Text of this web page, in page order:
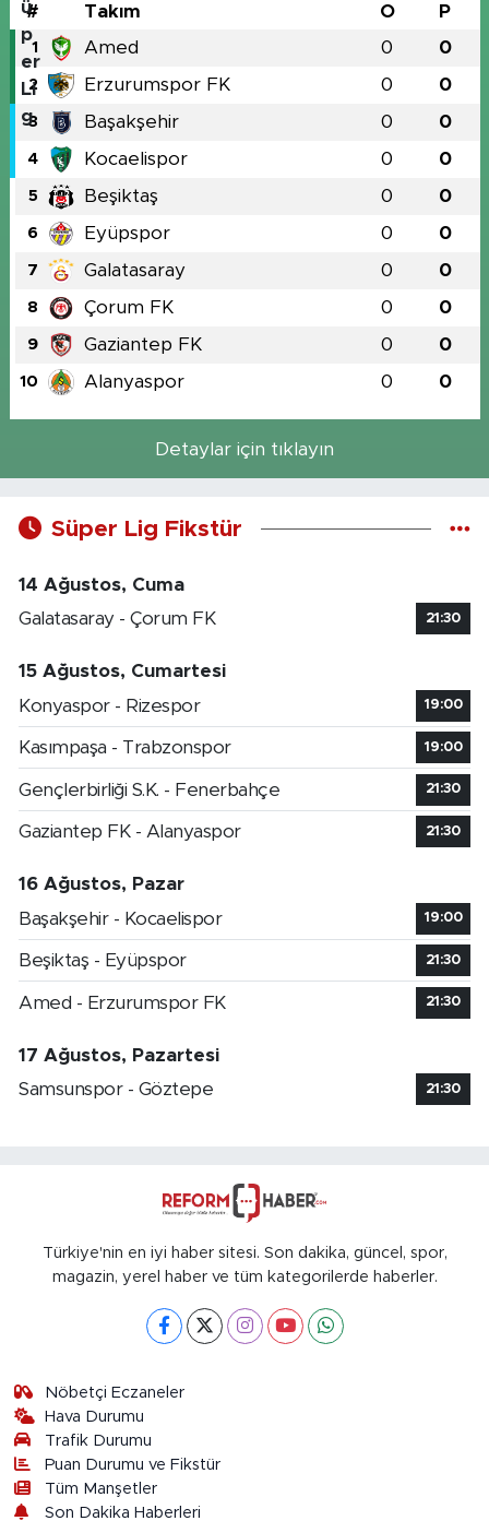
# Takım O P
1 Amed 0 0
2 Erzurumspor FK 0 0
3 Başakşehir 0 0
4 Kocaelispor 0 0
5 Beşiktaş 0 0
6 Eyüpspor 0 0
7 Galatasaray 0 0
8 Çorum FK 0 0
9 Gaziantep FK 0 0
10 Alanyaspor 0 0
Detaylar için tıklayın
Süper Lig Fikstür
14 Ağustos, Cuma
Galatasaray - Çorum FK
21:30
15 Ağustos, Cumartesi
Konyaspor - Rizespor
19:00
Kasımpaşa - Trabzonspor 19:00
Gençlerbirliği S.K. - Fenerbahçe 21:30
Gaziantep FK - Alanyaspor 21:30
16 Ağustos, Pazar
Başakşehir - Kocaelispor
19:00
Beşiktaş - Eyüpspor 21:30
Amed - Erzurumspor FK 21:30
17 Ağustos, Pazartesi
Samsunspor - Göztepe
21:30
Türkiye'nin en iyi haber sitesi. Son dakika, güncel, spor,
magazin, yerel haber ve tüm kategorilerde haberler.
Nöbetçi Eczaneler
Hava Durumu
Trafik Durumu
Puan Durumu ve Fikstür
Tüm Manşetler
Son Dakika Haberleri